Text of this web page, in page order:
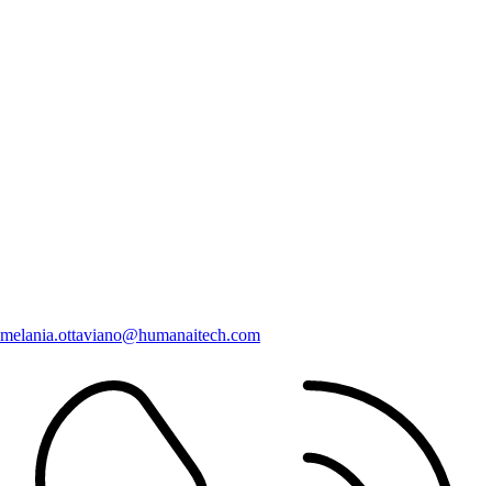
melania.ottaviano@humanaitech.com